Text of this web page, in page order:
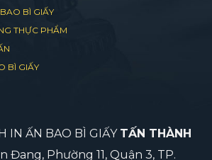
BÌ GIẤY
THỰC PHẨM
BÌ GIẤY
IN ẤN BAO BÌ GIẤY TẤN THÀNH
Đang, Phường 11, Quận 3, TP.